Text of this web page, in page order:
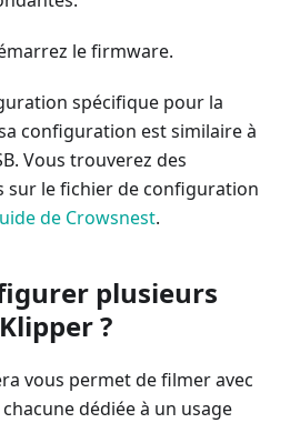
le firmware.
spécifique pour la
configuration est similaire à
Vous trouverez des
sur le fichier de configuration
de Crowsnest.
plusieurs
?
vous permet de filmer avec
dédiée à un usage